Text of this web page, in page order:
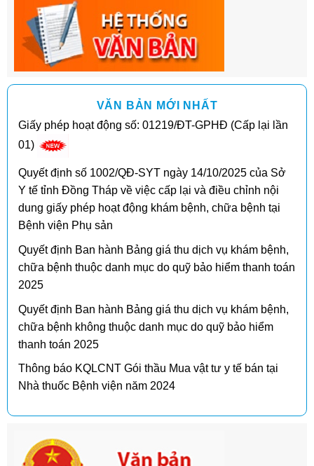
VĂN BẢN MỚI NHẤT
Giấy phép hoạt động số: 01219/ĐT-GPHĐ (Cấp lại lần
01)
Quyết định số 1002/QĐ-SYT ngày 14/10/2025 của Sở
Y tế tỉnh Đồng Tháp về việc cấp lại và điều chỉnh nội
dung giấy phép hoạt động khám bệnh, chữa bệnh tại
Bệnh viện Phụ sản
Quyết định Ban hành Bảng giá thu dịch vụ khám bệnh,
chữa bệnh thuộc danh mục do quỹ bảo hiểm thanh toán
2025
Quyết định Ban hành Bảng giá thu dịch vụ khám bệnh,
chữa bệnh không thuộc danh mục do quỹ bảo hiểm
thanh toán 2025
Thông báo KQLCNT Gói thầu Mua vật tư y tế bán tại
Nhà thuốc Bệnh viện năm 2024